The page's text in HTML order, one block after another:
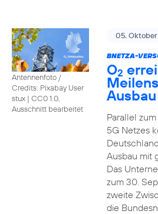
Antennenfoto /
Credits: Pixabay User
stux | CC0 1.0,
Ausschnitt bearbeitet
05.
BNETZA-
O2
Ausbau
Parallel
5G Netzes
Ausbau mit
Das
zum 30.
zweite
die